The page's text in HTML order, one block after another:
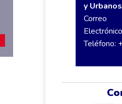
y Urbanos
Correo
Teléfono: